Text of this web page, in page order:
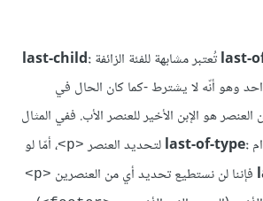
تُعتبر مشابهة للفئة الزائفة:last-child
وهو أنّه لا يشترط -كما كان الحال في
هو الإبن الأخير للعنصر الأب. ففي المثال
:last-of-type لتحديد العنصر <p>
، أمّا لو
فإننا لن نستطيع تحديد أي من العنصرين <p>